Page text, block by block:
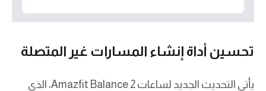
تحسين أداة إنشاء المسارات غير المتصلة
يأتي التحديث الجديد لساعات Amazfit Balance 2، الذي